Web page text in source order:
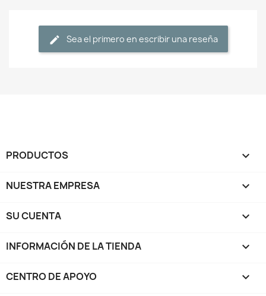
Sea el primero en escribir una reseña
PRODUCTOS 
NUESTRA EMPRESA 
SU CUENTA 
INFORMACIÓN DE LA TIENDA keyboard_arrow_down
CENTRO DE APOYO 